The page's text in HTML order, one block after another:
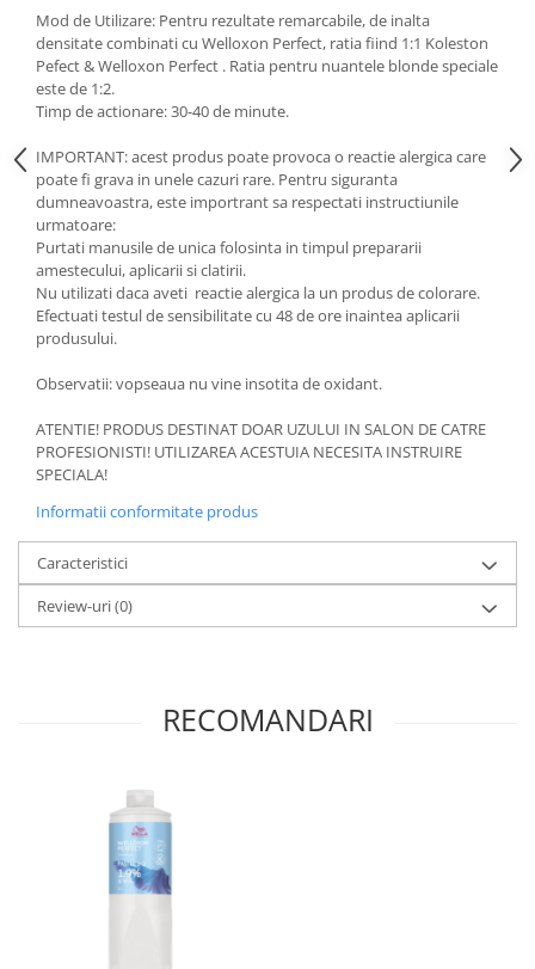
Mod de Utilizare: Pentru rezultate remarcabile, de inalta
densitate combinati cu Welloxon Perfect, ratia fiind 1:1 Koleston
Pefect & Welloxon Perfect . Ratia pentru nuantele blonde speciale
este de 1:2.
Timp de actionare: 30-40 de minute.
IMPORTANT: acest produs poate provoca o reactie alergica care
poate fi grava in unele cazuri rare. Pentru siguranta
dumneavoastra, este importrant sa respectati instructiunile
urmatoare:
Purtati manusile de unica folosinta in timpul prepararii
amestecului, aplicarii si clatirii.
Nu utilizati daca aveti reactie alergica la un produs de colorare.
Efectuati testul de sensibilitate cu 48 de ore inaintea aplicarii
produsului.
Observatii: vopseaua nu vine insotita de oxidant.
ATENTIE! PRODUS DESTINAT DOAR UZULUI IN SALON DE CATRE
PROFESIONISTI! UTILIZAREA ACESTUIA NECESITA INSTRUIRE
SPECIALA!
Informatii conformitate produs
Caracteristici
Review-uri(0)
RECOMANDARI